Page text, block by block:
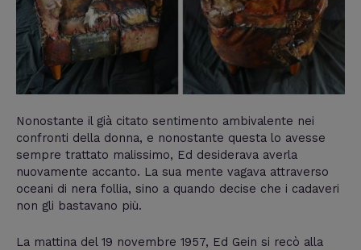
Nonostante il già citato sentimento ambivalente nei
confronti della donna, e nonostante questa lo avesse
sempre trattato malissimo, Ed desiderava averla
nuovamente accanto. La sua mente vagava attraverso
oceani di nera follia, sino a quando decise che i cadaveri
non gli bastavano più.
La mattina del 19 novembre 1957, Ed Gein si recò alla